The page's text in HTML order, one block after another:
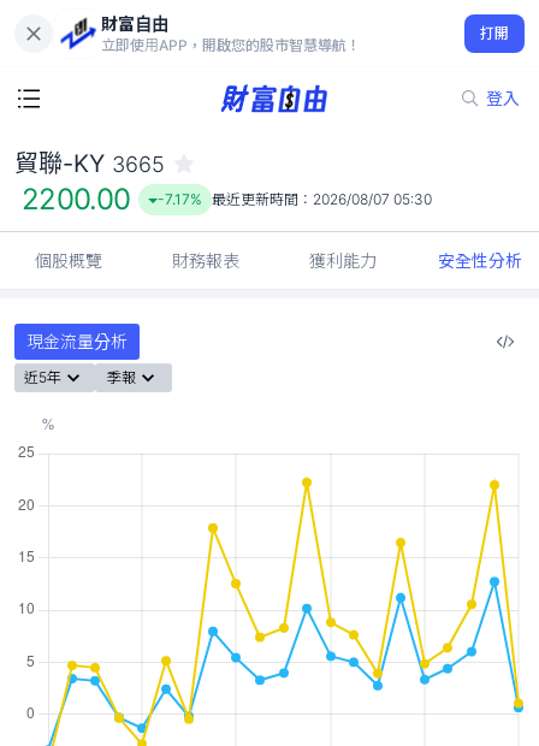
財富自由
立即使用APP，開啟您的股市智慧導航！
打開
登入
2200.00
-7.17%
貿聯-KY 3665
2200.00 -7.17% 最近更新時間： 2026/08/07 05:30
個股概覽 財務報表 獲利能力 安全性分析
現金流量分析
近5年 季報